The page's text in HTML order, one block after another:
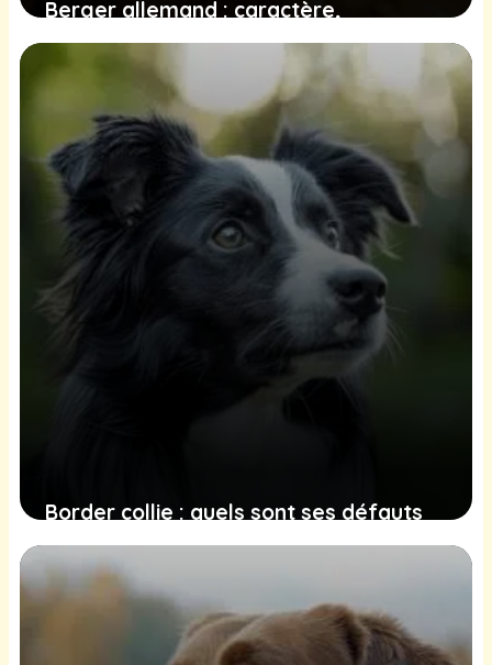
Berger allemand : caractère,
comportement et conseils
Border collie : quels sont ses défauts
et ses limites ?
23 juin 2025